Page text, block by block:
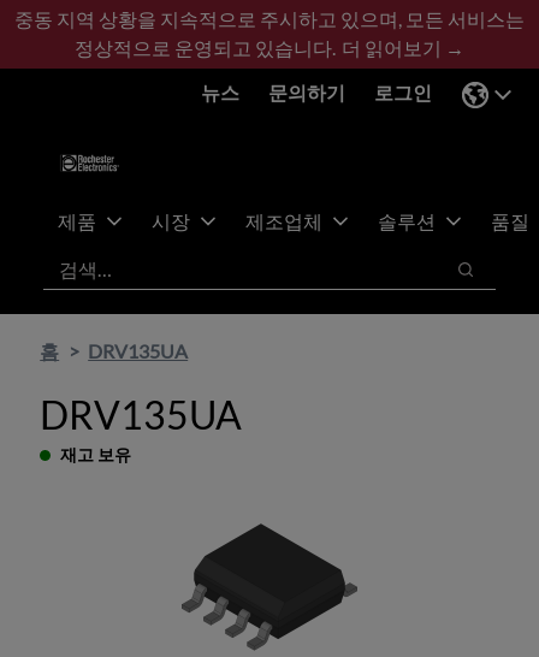
기
콘
바
글
중동 지역 상황을 지속적으로 주시하고 있으며, 모든 서비스는
정상적으로 운영되고 있습니다. 더 읽어보기 →
뉴스
문의하기 로그인
제품 시장 제조업체 솔루션
품질
검색
검색
홈 DRV135UA
DRV135UA
재고 보유